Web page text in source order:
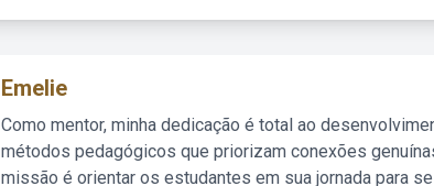
Emelie
Como mentor, minha dedicação é total ao
métodos pedagógicos que priorizam conexões
missão é orientar os estudantes em sua jornada para